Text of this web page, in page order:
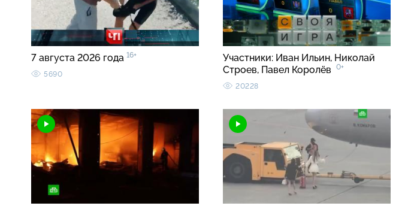
7 августа 2026 года 16+
5690
Участники: Иван Ильин, Николай
Строев, Павел Королёв
0+
20228